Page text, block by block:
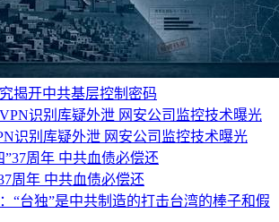
揭开中共基层控制密码
识别库疑外泄 网安公司监控技术曝光
周年 中共血债必偿还